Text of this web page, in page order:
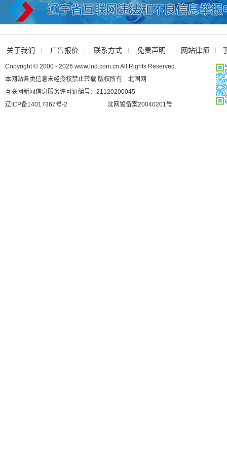
关于我们 广告报价 联系方式 免责声明 网站律师
Copyright © 2000 - 2026 www.lnd.com.cn All Rights Reserved.
本网站各类信息未经授权禁止转载 版权所有 北国网
互联网新闻信息服务许可证编号：21120200045
辽ICP备14017367号-2
沈网警备案20040201号